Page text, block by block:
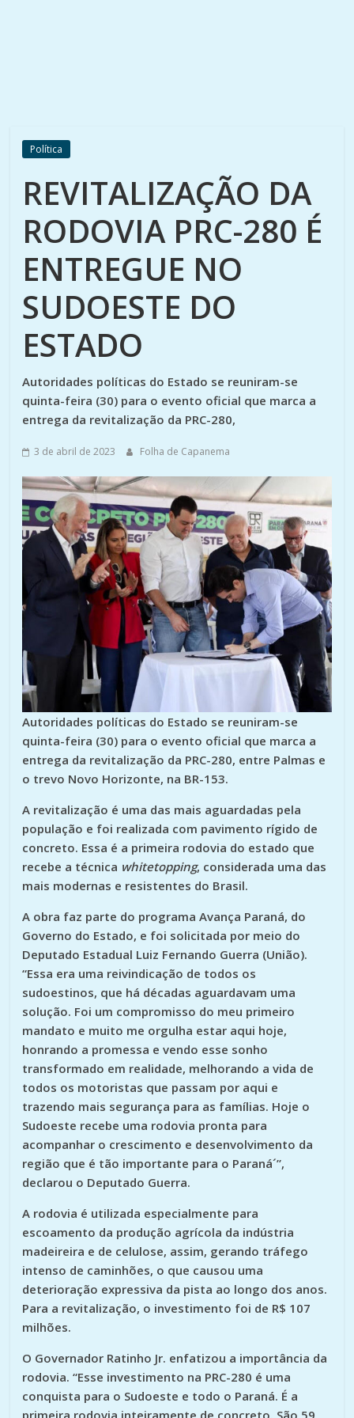
Política
REVITALIZAÇÃO DA
RODOVIA PRC-280 É
ENTREGUE NO
SUDOESTE DO
ESTADO
Autoridades políticas do Estado se reuniram-se
quinta-feira (30) para o evento oficial que marca a
entrega da revitalização da PRC-280,
3 de abril de 2023 Folha de Capanema
Autoridades políticas do Estado se reuniram-se
quinta-feira (30) para o evento oficial que marca a
entrega da revitalização da PRC-280, entre Palmas e
o trevo Novo Horizonte, na BR-153.
A revitalização é uma das mais aguardadas pela
população e foi realizada com pavimento rígido de
concreto. Essa é a primeira rodovia do estado que
recebe a técnica whitetopping, considerada uma das
mais modernas e resistentes do Brasil.
A obra faz parte do programa Avança Paraná, do
Governo do Estado, e foi solicitada por meio do
Deputado Estadual Luiz Fernando Guerra (União).
“Essa era uma reivindicação de todos os
sudoestinos, que há décadas aguardavam uma
solução. Foi um compromisso do meu primeiro
mandato e muito me orgulha estar aqui hoje,
honrando a promessa e vendo esse sonho
transformado em realidade, melhorando a vida de
todos os motoristas que passam por aqui e
trazendo mais segurança para as famílias. Hoje o
Sudoeste recebe uma rodovia pronta para
acompanhar o crescimento e desenvolvimento da
região que é tão importante para o Paraná´”,
declarou o Deputado Guerra.
A rodovia é utilizada especialmente para
escoamento da produção agrícola da indústria
madeireira e de celulose, assim, gerando tráfego
intenso de caminhões, o que causou uma
deterioração expressiva da pista ao longo dos anos.
Para a revitalização, o investimento foi de R$ 107
milhões.
O Governador Ratinho Jr. enfatizou a importância da
rodovia. “Esse investimento na PRC-280 é uma
conquista para o Sudoeste e todo o Paraná. É a
primeira rodovia inteiramente de concreto. São 59